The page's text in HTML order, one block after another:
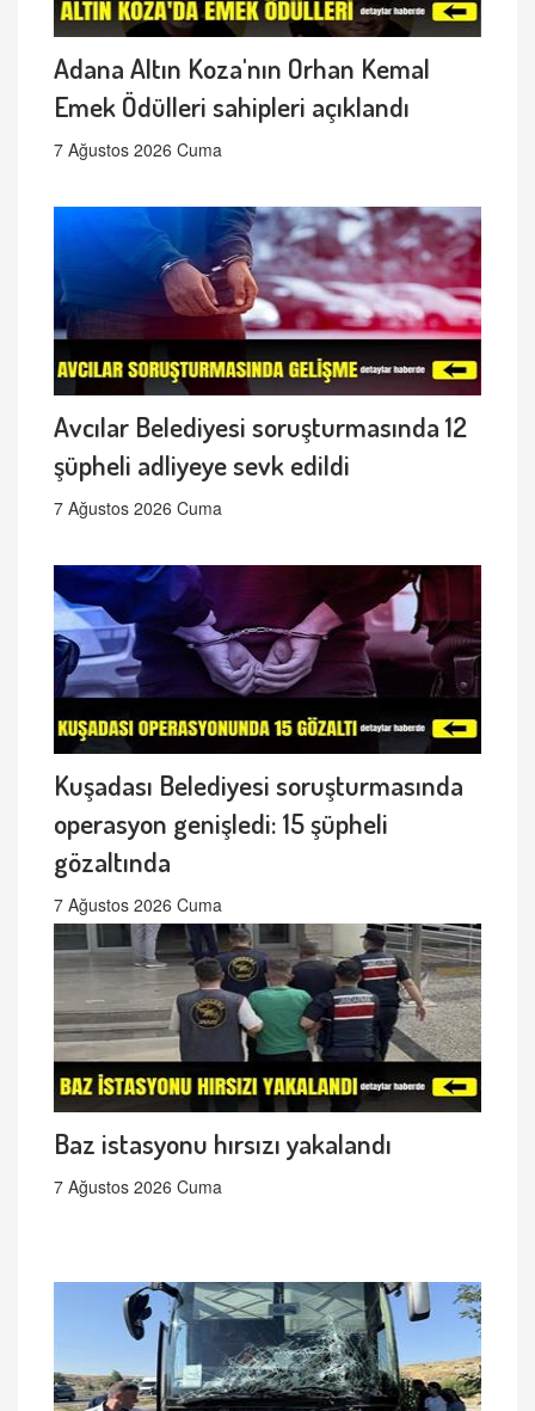
Adana Altın Koza'nın Orhan Kemal
Emek Ödülleri sahipleri açıklandı
7 Ağustos 2026 Cuma
Avcılar Belediyesi soruşturmasında 12
şüpheli adliyeye sevk edildi
7 Ağustos 2026 Cuma
Kuşadası Belediyesi soruşturmasında
operasyon genişledi: 15 şüpheli
gözaltında
7 Ağustos 2026 Cuma
Baz istasyonu hırsızı yakalandı
7 Ağustos 2026 Cuma